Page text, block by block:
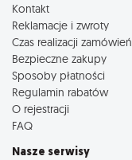
Kontakt
Reklamacje i zwroty
Czas realizacji zamówień
Bezpieczne zakupy
Sposoby płatności
Regulamin rabatów
O rejestracji
FAQ
Nasze serwisy